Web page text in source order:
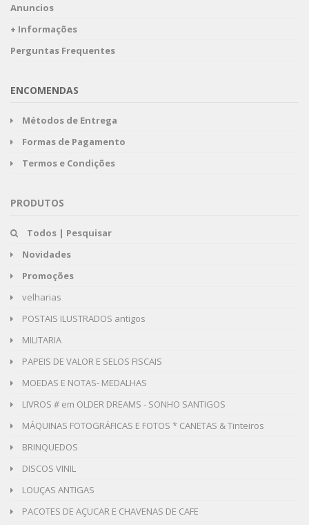
Anuncios
+ Informações
Perguntas Frequentes
ENCOMENDAS
Métodos de Entrega
Formas de Pagamento
Termos e Condições
PRODUTOS
Todos | Pesquisar
Novidades
Promoções
velharias
POSTAIS ILUSTRADOS antigos
MILITARIA
PAPEIS DE VALOR E SELOS FISCAIS
MOEDAS E NOTAS- MEDALHAS
LIVROS # em OLDER DREAMS - SONHO SANTIGOS
MÁQUINAS FOTOGRÁFICAS E FOTOS * CANETAS & Tinteiros
BRINQUEDOS
DISCOS VINIL
LOUÇAS ANTIGAS
PACOTES DE AÇUCAR E CHAVENAS DE CAFE